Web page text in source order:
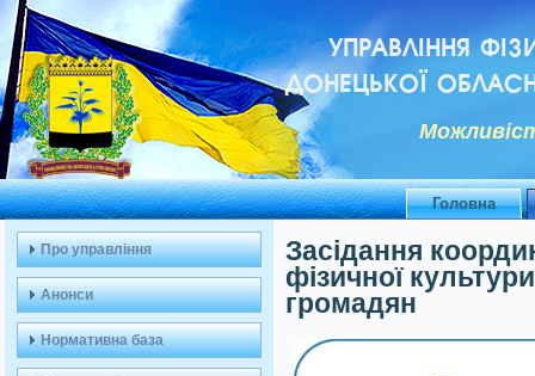
УПРАВЛІННЯ
ДОНЕЦЬКОЇ
Головна
Про управління
Анонси
Нормативна база
Засідання
фізичної
громадян